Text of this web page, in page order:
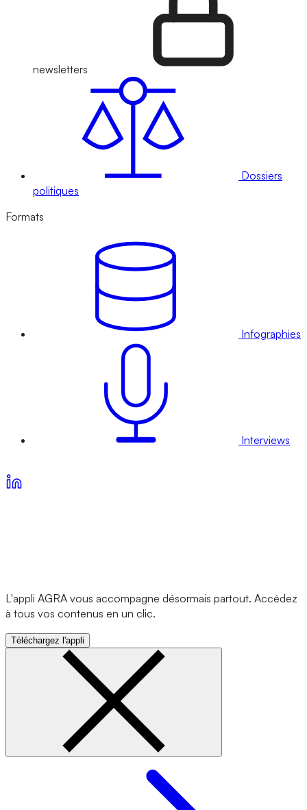
newsletters
Dossiers
politiques
Formats
Infographies
Interviews
L'appli AGRA vous accompagne désormais partout. Accédez
à tous vos contenus en un clic.
Téléchargez l'appli